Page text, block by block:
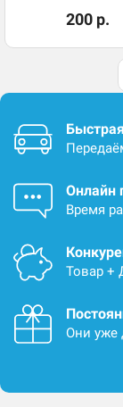
200 р.
Онлайн
Время
Товар +
Они уже